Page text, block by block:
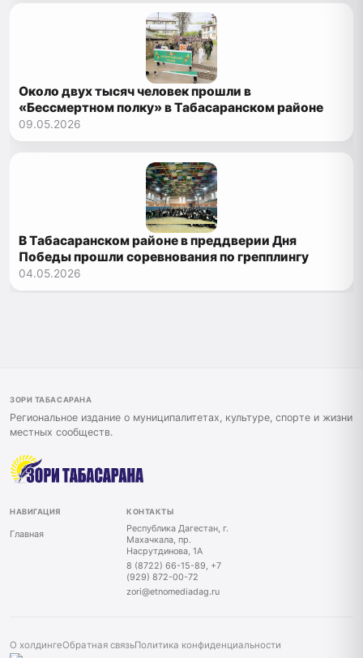
Около двух тысяч человек прошли в
«Бессмертном полку» в Табасаранском районе
09.05.2026
В Табасаранском районе в преддверии Дня
Победы прошли соревнования по грепплингу
04.05.2026
ЗОРИ ТАБАСАРАНА
Региональное издание о муниципалитетах, культуре, спорте и жизни
местных сообществ.
НАВИГАЦИЯ
Главная
КОНТАКТЫ
Республика Дагестан, г.
Махачкала, пр.
Насрутдинова, 1А
8 (8722) 66-15-89, +7
(929) 872-00-72
zori@etnomediadag.ru
О холдингеОбратная связьПолитика конфиденциальности